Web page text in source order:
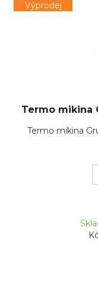
Výprodej
Termo mikina
Termo mikina